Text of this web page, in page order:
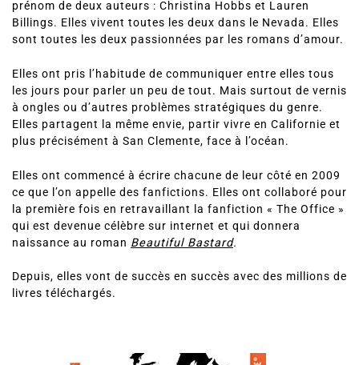
prénom de deux auteurs : Christina Hobbs et Lauren
Billings. Elles vivent toutes les deux dans le Nevada. Elles
sont toutes les deux passionnées par les romans d’amour.
Elles ont pris l’habitude de communiquer entre elles tous
les jours pour parler un peu de tout. Mais surtout de vernis
à ongles ou d’autres problèmes stratégiques du genre.
Elles partagent la même envie, partir vivre en Californie et
plus précisément à San Clemente, face à l’océan.
Elles ont commencé à écrire chacune de leur côté en 2009
ce que l’on appelle des fanfictions. Elles ont collaboré pour
la première fois en retravaillant la fanfiction « The Office »
qui est devenue célèbre sur internet et qui donnera
naissance au roman Beautiful Bastard.
Depuis, elles vont de succès en succès avec des millions de
livres téléchargés.